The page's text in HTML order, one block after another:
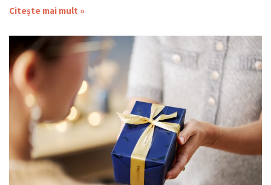
Citește mai mult »